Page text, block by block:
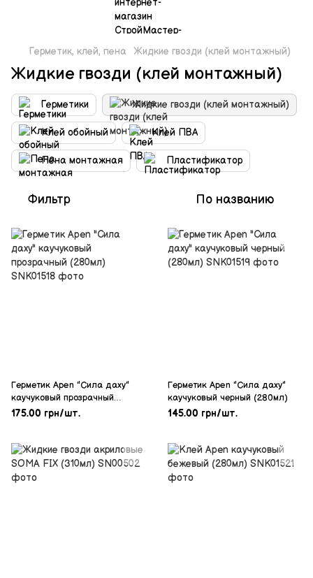
Герметик, клей, пена Жидкие гвозди (клей монтажный)
Жидкие гвозди (клей монтажный)
Герметики Жидкие гвозди (клей монтажный)
Клей обойный Клей ПВА
Пена монтажная Пластификатор
Фильтр По названию
Герметик Apen "Сила даху"
каучуковый прозрачный
(280мл)
175.00 грн/шт.
Герметик Apen "Сила даху"
каучуковый черный (280мл)
145.00 грн/шт.